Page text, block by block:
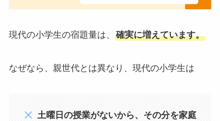
現代の小学生の宿題量は、 確実に増えています。
なぜなら、親世代とは異なり、現代の小学生は
土曜日の授業がないから、その分を家庭